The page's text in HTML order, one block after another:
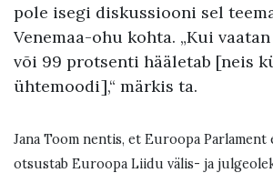
pole isegi diskussiooni sel
Venemaa-ohu kohta. „Kui
või 99 protsenti hääletab [neis
ühtemoodi],“ märkis ta.
Jana Toom nentis, et Euroopa Parlament
otsustab Euroopa Liidu välis- ja